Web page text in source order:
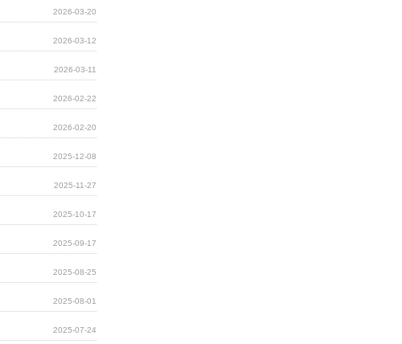
2026-03-20
2026-03-12
2026-03-11
2026-02-22
2026-02-20
2025-12-08
2025-11-27
2025-10-17
2025-09-17
2025-08-25
2025-08-01
2025-07-24